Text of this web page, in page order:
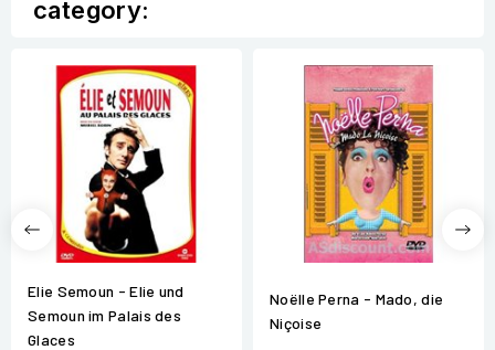
category:
Elie Semoun - Elie und
Semoun im Palais des
Glaces
Noëlle Perna - Mado, die
Niçoise